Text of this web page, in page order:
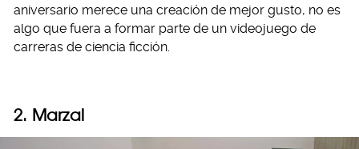
aniversario merece una creación de mejor gusto, no es
algo que fuera a formar parte de un videojuego de
carreras de ciencia ficción.
2. Marzal